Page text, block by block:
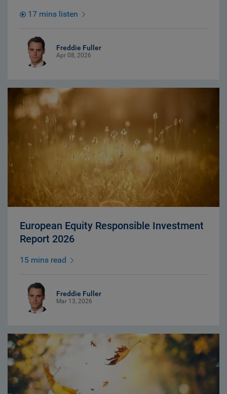
17 mins listen
Freddie Fuller
Apr 08, 2026
European Equity Responsible Investment
Report 2026
15 mins read
Freddie Fuller
Mar 13, 2026